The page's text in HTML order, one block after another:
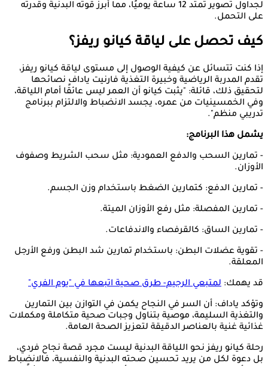
لجداول تصوير تمتد 12 ساعة يوميًا، مما أبرز قوته البدنية وقدرته
على التحمل.
كيف تحصل على لياقة كيانو ريفز؟
إذا كنت تتسائل عن كيفية الوصول إلى مستوى لياقة كيانو ريفز،
تقدم المدربة الرياضية وخبيرة التغذية فارنيت ياداف نصائحها
لتحقيق ذلك، قائلة: "يثبت كيانو أن العمر ليس عائقًا أمام اللياقة،
وفي الخمسينيات من عمره، يجسد الانضباط والالتزام ببرنامج
تدريبي منظم".
يشمل هذا البرنامج:
- تمارين السحب والدفع العمودية: مثل سحب الشريط وصفوف
الأوزان.
- تمارين الدفع: كتمارين الضغط باستخدام وزن الجسم.
- تمارين المفصلة: مثل رفع الأوزان الميتة.
- تمارين الساق: كالقرفصاء والاندفاعات.
- تقوية عضلات البطن: باستخدام تمارين شد البطن ورفع الأرجل
المعلقة.
قد يهمك: لمتبعي الرجيم- طرق صحية اتبعها في "يوم الفري"
وتؤكد ياداف: أن السر في النجاح يكمن في التوازن بين التمارين
والتغذية السليمة، موصية بتناول وجبات صحية متكاملة ومكملات
غذائية غنية بالعناصر الدقيقة لتعزيز الصحة العامة.
رحلة كيانو ريفز نحو اللياقة البدنية ليست مجرد قصة نجاح فردي،
بل دعوة لكل من يريد تحسين صحته البدنية والنفسية، فالانضباط